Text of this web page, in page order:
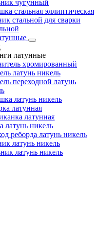
чугунный
стальная эллиптическая
стальной для сварки
латунные
хромированный
латунь никель
переходной латунь
латунь никель
латунная
латунная
латунь никель
реборда латунь никель
латунь никель
латунь никель